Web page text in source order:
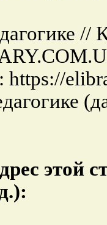
//
https://
этой